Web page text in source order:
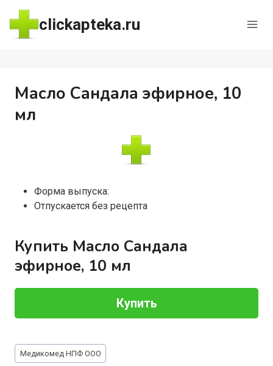
Перейти
содержимому
clickapteka.ru
Масло Сандала эфирное, 10
мл
Форма выпуска:
Отпускается без рецепта
Купить Масло Сандала
эфирное, 10 мл
Купить
Метки
записи:
Медикомед НПФ ООО